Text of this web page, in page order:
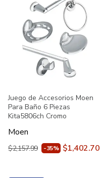
Juego de Accesorios Moen
Para Baño 6 Piezas
Kita5806ch Cromo
Moen
$2,157.99 -35% $1,402.70